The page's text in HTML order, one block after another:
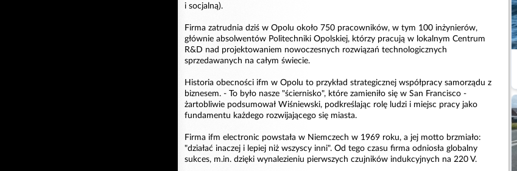
i socjalną).
Firma zatrudnia dziś w Opolu około 750 pracowników, w tym 100 inżynierów,
głównie absolwentów Politechniki Opolskiej, którzy pracują w lokalnym Centrum
R&D nad projektowaniem nowoczesnych rozwiązań technologicznych
sprzedawanych na całym świecie.
Historia obecności ifm w Opolu to przykład strategicznej współpracy samorządu z
biznesem. - To było nasze "ściernisko", które zamieniło się w San Francisco -
żartobliwie podsumował Wiśniewski, podkreślając rolę ludzi i miejsc pracy jako
fundamentu każdego rozwijającego się miasta.
Firma ifm electronic powstała w Niemczech w 1969 roku, a jej motto brzmiało:
"działać inaczej i lepiej niż wszyscy inni". Od tego czasu firma odniosła globalny
sukces, m.in. dzięki wynalezieniu pierwszych czujników indukcyjnych na 220 V.